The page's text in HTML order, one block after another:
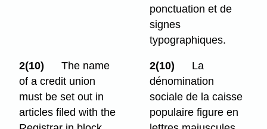
ponctuation et de
signes
typographiques.
2(10)
The name
of a credit union
must be set out in
articles filed with the
2(10)
La
dénomination
sociale de la caisse
populaire figure en